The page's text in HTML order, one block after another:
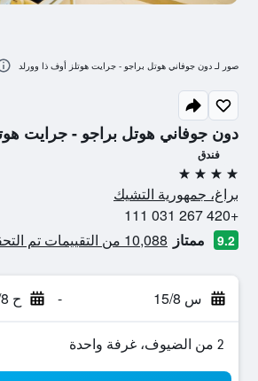
دون جوفاني هوتل براجو - جرايت
فندق
4 نجوم
براغ، جمهورية التشيك
+420 267 031 111
9.2 ممتاز 10,088 من التقييمات تم التحقق منها
س 15/8 - ح 16/8
2 من الضيوف، غرفة واحدة
صور لـ دون جوفاني هوتل براجو - جرايت هوتلز أوف ذا وورلد